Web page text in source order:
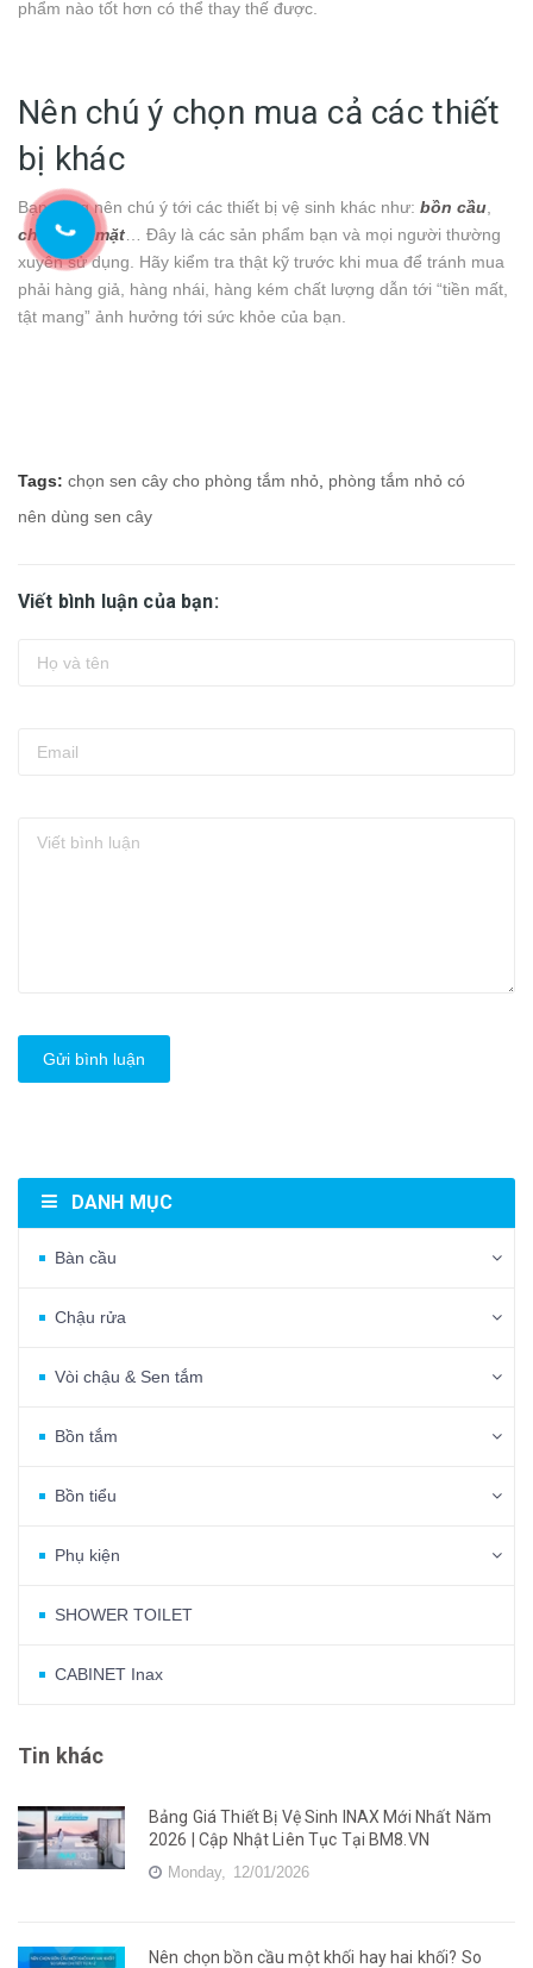
phẩm nào tốt hơn có thể thay thế được.
Nên chú ý chọn mua cả các thiết
bị khác
Bạn cũng nên chú ý tới các thiết bị vệ sinh khác như: bồn cầu
chậu rửa mặt … Đây là các sản phẩm bạn và mọi người thường
xuyên sử dụng. Hãy kiểm tra thật kỹ trước khi mua để tránh mua
phải hàng giả, hàng nhái, hàng kém chất lượng dẫn tới “tiền mất,
tật mang” ảnh hưởng tới sức khỏe của bạn.
Tags: chọn sen cây cho phòng tắm nhỏ phòng tắm nhỏ có
nên dùng sen cây
Viết bình luận của bạn:
Gửi bình luận
DANH MỤC
Bàn cầu
Chậu rửa
Vòi chậu & Sen tắm
Bồn tắm
Bồn tiểu
Phụ kiện
SHOWER TOILET
CABINET Inax
Tin khác
Bảng Giá Thiết Bị Vệ Sinh INAX Mới Nhất Năm
2026 | Cập Nhật Liên Tục Tại BM8.VN
Monday, 12/01/2026
Nên chọn bồn cầu một khối hay hai khối? So